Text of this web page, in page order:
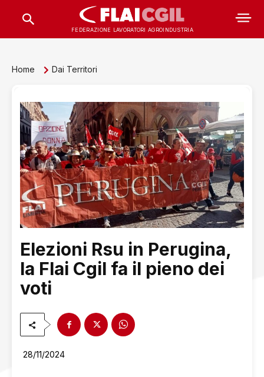
FEDERAZIONE LAVORATORI AGROINDUSTRIA
Home Dai Territori
Elezioni Rsu in Perugina,
la Flai Cgil fa il pieno dei
voti
28/11/2024